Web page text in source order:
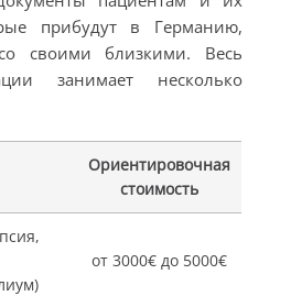
прибудут в Германию,
своими близкими. Весь
занимает несколько
Ориентировочная
стоимость
от 3000€ до 5000€